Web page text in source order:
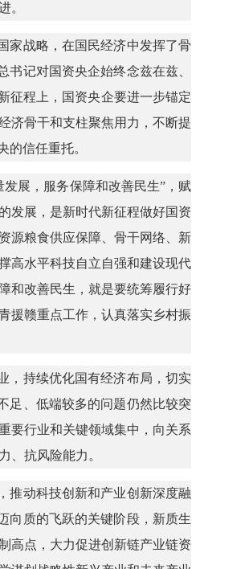
。
家战略，在国民经济中发挥了骨
记对国资央企始终念兹在兹、
征程上，国资央企要进一步锚定
济骨干和支柱聚焦用力，不断提
信任重托。
展，服务保障和改善民生”，赋
发展，是新时代新征程做好国资
源粮食供应保障、骨干网络、新
高水平科技自立自强和建设现代
和改善民生，就是要统筹履行好
援赣重点工作，认真落实乡村振
，持续优化国有经济布局，切实
足、低端较多的问题仍然比较突
要行业和关键领域集中，向关系
、抗风险能力。
推动科技创新和产业创新深度融
向质的飞跃的关键阶段，新质生
高点，大力促进创新链产业链资